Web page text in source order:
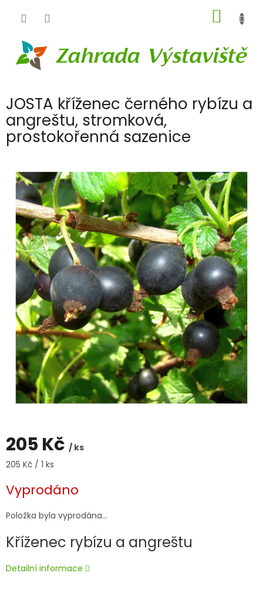
KOŠÍK
JOSTA kříženec černého rybízu a
angreštu, stromková,
prostokořenná sazenice
205 Kč / ks
Měrná
205 Kč / 1 ks
Vyprodáno
Položka byla vyprodána…
Kříženec rybízu a angreštu
Detailní informace